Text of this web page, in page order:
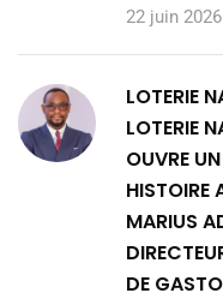
22 juin 2026
LOTERIE
LOTERIE
OUVRE
HISTOIRE
MARIUS
DE